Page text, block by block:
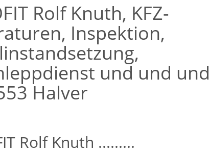
Rolf Knuth, KFZ-
Inspektion,
und und und
Halver
Rolf Knuth .........